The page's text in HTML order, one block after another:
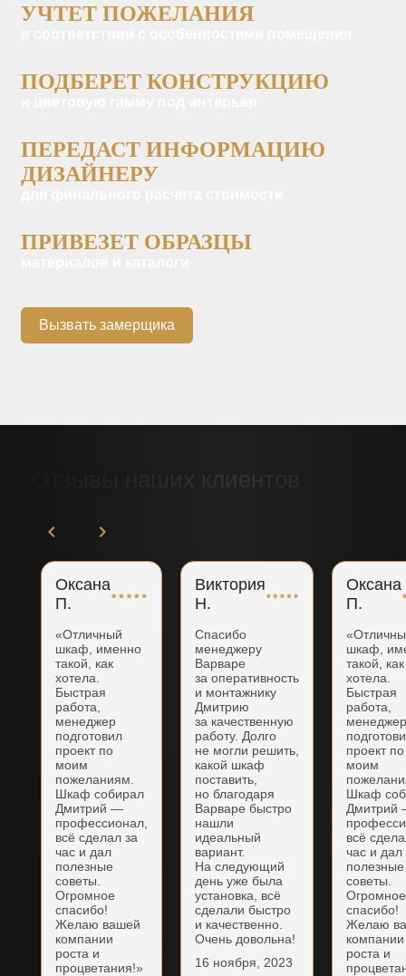
УЧТЕТ ПОЖЕЛАНИЯ
ПОДБЕРЕТ КОНСТРУКЦИЮ
ПЕРЕДАСТ ИНФОРМАЦИЮ
ДИЗАЙНЕРУ
ПРИВЕЗЕТ ОБРАЗЦЫ
Вызвать замерщика
Оксана
П.
«Отличный
шкаф, именно
такой, как
хотела.
Быстрая
работа,
менеджер
подготовил
проект по
моим
пожеланиям.
Шкаф собирал
Дмитрий —
профессионал,
всё сделал за
час и дал
полезные
советы.
Огромное
спасибо!
Желаю вашей
компании
роста и
процветания!»
Виктория
Н.
Спасибо
менеджеру
Варваре
за оперативность
и монтажнику
Дмитрию
за качественную
работу. Долго
не могли решить,
какой шкаф
поставить,
но благодаря
Варваре быстро
нашли
идеальный
вариант.
На следующий
день уже была
установка, всё
сделали быстро
и качественно.
Очень довольна!
16 ноября, 2023
Оксана
П.
шкаф,
такой, как
хотела.
Быстрая
работа,
проект по
моим
Шкаф
Дмитрий
всё
час и дал
полезные
советы.
Огромное
спасибо!
Желаю
компании
роста и